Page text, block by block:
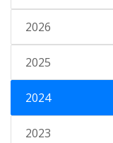
2026
2025
2024
2023